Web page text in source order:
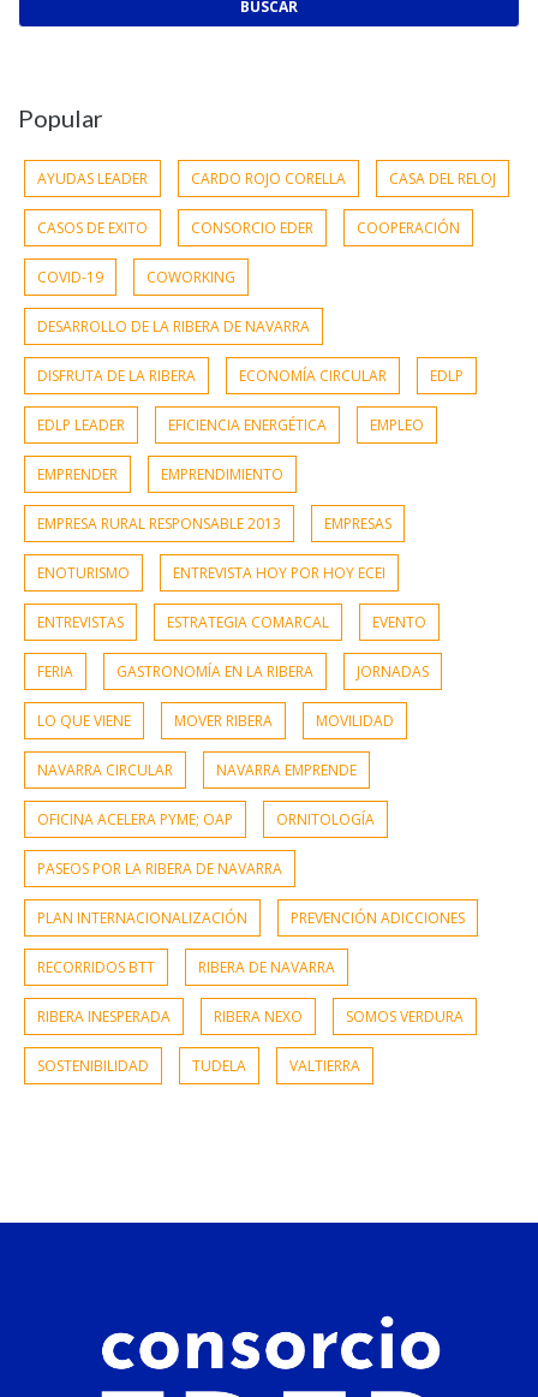
Popular
AYUDAS LEADER CARDO ROJO CORELLA CASA DEL RELOJ
CASOS DE EXITO CONSORCIO EDER COOPERACIÓN
COVID-19 COWORKING
DESARROLLO DE LA RIBERA DE NAVARRA
DISFRUTA DE LA RIBERA ECONOMÍA CIRCULAR EDLP
EDLP LEADER EFICIENCIA ENERGÉTICA EMPLEO
EMPRENDER EMPRENDIMIENTO
EMPRESA RURAL RESPONSABLE 2013 EMPRESAS
ENOTURISMO ENTREVISTA HOY POR HOY ECEI
ENTREVISTAS ESTRATEGIA COMARCAL EVENTO
FERIA GASTRONOMÍA EN LA RIBERA JORNADAS
LO QUE VIENE MOVER RIBERA MOVILIDAD
NAVARRA CIRCULAR NAVARRA EMPRENDE
OFICINA ACELERA PYME; OAP ORNITOLOGÍA
PASEOS POR LA RIBERA DE NAVARRA
PLAN INTERNACIONALIZACIÓN PREVENCIÓN ADICCIONES
RECORRIDOS BTT RIBERA DE NAVARRA
RIBERA INESPERADA RIBERA NEXO SOMOS VERDURA
SOSTENIBILIDAD TUDELA VALTIERRA